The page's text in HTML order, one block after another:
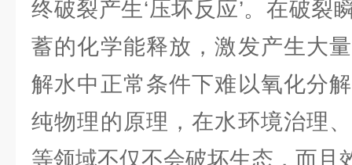
终破裂产生‘压坏反应’。在破裂
蓄的化学能释放，激发产生大
解水中正常条件下难以氧化分
纯物理的原理，在水环境治理
等领域不仅不会破坏生态，而且